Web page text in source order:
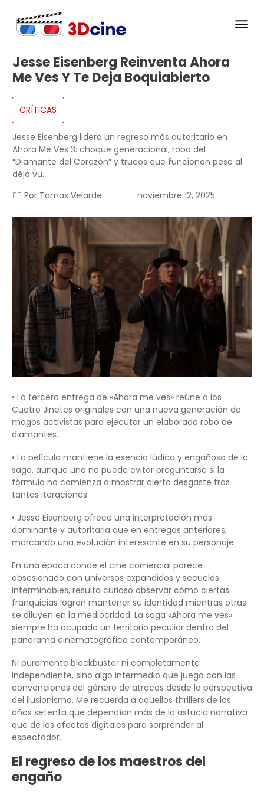
Jesse Eisenberg Reinventa Ahora
Me Ves Y Te Deja Boquiabierto
CRÍTICAS
Jesse Eisenberg lidera un regreso más autoritario en
Ahora Me Ves 3: choque generacional, robo del
“Diamante del Corazón” y trucos que funcionan pese al
déjà vu.
✍🏻 Por Tomas Velarde noviembre 12, 2025
• La tercera entrega de «Ahora me ves» reúne a los
Cuatro Jinetes originales con una nueva generación de
magos activistas para ejecutar un elaborado robo de
diamantes.
• La película mantiene la esencia lúdica y engañosa de la
saga, aunque uno no puede evitar preguntarse si la
fórmula no comienza a mostrar cierto desgaste tras
tantas iteraciones.
• Jesse Eisenberg ofrece una interpretación más
dominante y autoritaria que en entregas anteriores,
marcando una evolución interesante en su personaje.
En una época donde el cine comercial parece
obsesionado con universos expandidos y secuelas
interminables, resulta curioso observar cómo ciertas
franquicias logran mantener su identidad mientras otras
se diluyen en la mediocridad. La saga «Ahora me ves»
siempre ha ocupado un territorio peculiar dentro del
panorama cinematográfico contemporáneo.
Ni puramente blockbuster ni completamente
independiente, sino algo intermedio que juega con las
convenciones del género de atracos desde la perspectiva
del ilusionismo. Me recuerda a aquellos thrillers de los
años setenta que dependían más de la astucia narrativa
que de los efectos digitales para sorprender al
espectador.
El regreso de los maestros del
engaño